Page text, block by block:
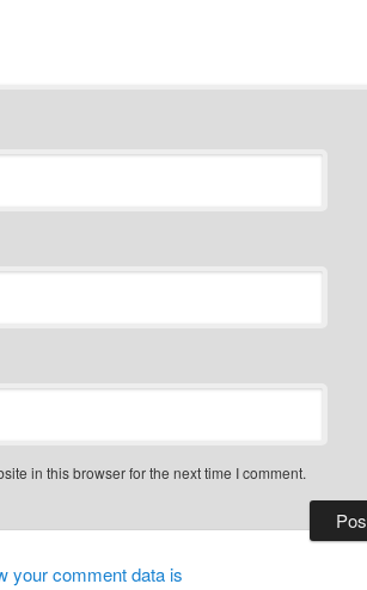
in this browser for the next time I comment.
your comment data is